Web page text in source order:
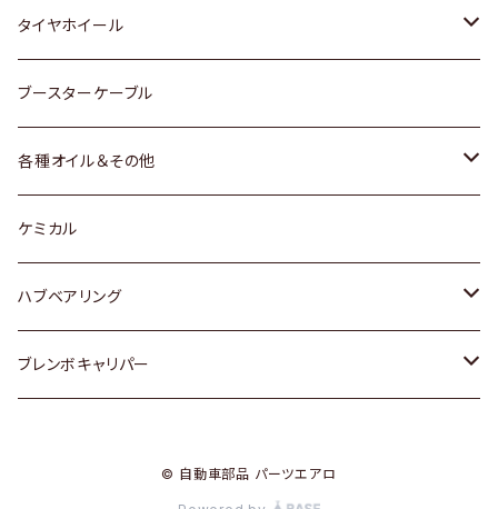
スバル
レクサス
三菱
スバル
ダイハツ
マツダ
三菱
スバル
ダイハツ
スバル
日産
ダイハツ
マツダ
日産
ダイハツ
マツダ
スバル
マツダ
タイヤホイール
トヨタ
ホンダ
スズキ
日産
ダイハツ
ブースターケーブル
各種オイル＆その他
ディーデル洗浄添加剤
ケミカル
ハブベアリング
トヨタ
ブレンボキャリパー
© 自動車部品 パーツエアロ